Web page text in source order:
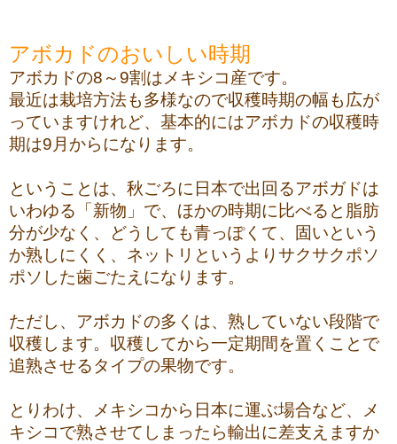
アボカドのおいしい時期
アボカドの8～9割はメキシコ産です。
最近は栽培方法も多様なので収穫時期の幅も広が
っていますけれど、基本的にはアボカドの収穫時
期は9月からになります。
ということは、秋ごろに日本で出回るアボガドは
いわゆる「新物」で、ほかの時期に比べると脂肪
分が少なく、どうしても青っぽくて、固いという
か熟しにくく、ネットリというよりサクサクポソ
ポソした歯ごたえになります。
ただし、アボカドの多くは、熟していない段階で
収穫します。収穫してから一定期間を置くことで
追熟させるタイプの果物です。
とりわけ、メキシコから日本に運ぶ場合など、メ
キシコで熟させてしまったら輸出に差支えますか